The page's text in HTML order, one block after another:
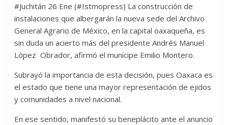
#Juchitán 26 Ene (#Istmopress) La construcción de
instalaciones que albergarán la nueva sede del Archivo
General Agrario de México, en la capital oaxaqueña, es
sin duda un acierto más del presidente Andrés Manuel
López Obrador, afirmó el munícipe Emilio Montero.
Subrayó la importancia de esta decisión, pues Oaxaca es
el estado que tiene una mayor representación de ejidos
y comunidades a nivel nacional.
En ese sentido, manifestó su beneplácito ante el anuncio